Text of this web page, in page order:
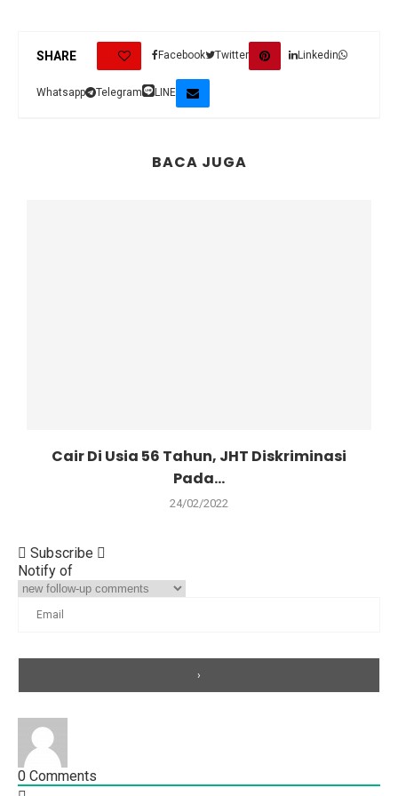
SHARE Facebook Twitter Linkedin
Whatsapp Telegram LINE
BACA JUGA
Cair Di Usia 56 Tahun, JHT Diskriminasi
Pada...
24/02/2022
Subscribe
Notify of
0 Comments